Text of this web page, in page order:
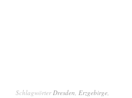
SchlagwörterDresden, Erzgebirge,